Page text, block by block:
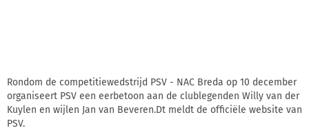
Rondom de competitiewedstrijd PSV - NAC Breda op 10 december
organiseert PSV een eerbetoon aan de clublegenden Willy van der
Kuylen en wijlen Jan van Beveren.Dt meldt de officiële website van
PSV.